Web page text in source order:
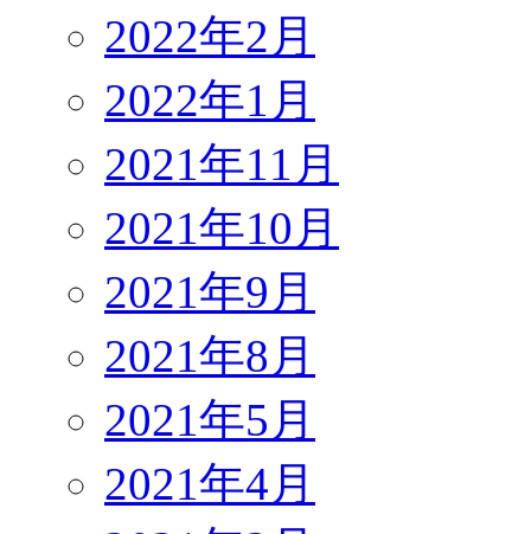
2022年2月
2022年1月
2021年11月
2021年10月
2021年9月
2021年8月
2021年5月
2021年4月